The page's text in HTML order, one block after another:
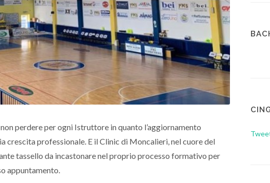
perdere per ogni Istruttore in quanto l’aggiornamento
professionale. E il Clinic di Moncalieri, nel cuore del
tassello da incastonare nel proprio processo formativo per
appuntamento.